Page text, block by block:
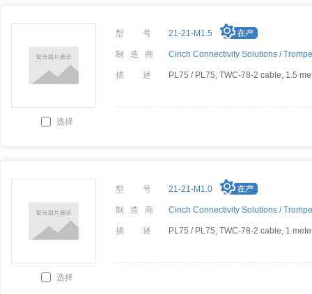
选择
型 号 21-21-M1.5
制 造 商 Cinch Connectivity Solutions /
描 述 PL75 / PL75, TWC-78-2 cable, 1.5
选择
型 号 21-21-M1.0
制 造 商 Cinch Connectivity Solutions /
描 述 PL75 / PL75, TWC-78-2 cable, 1